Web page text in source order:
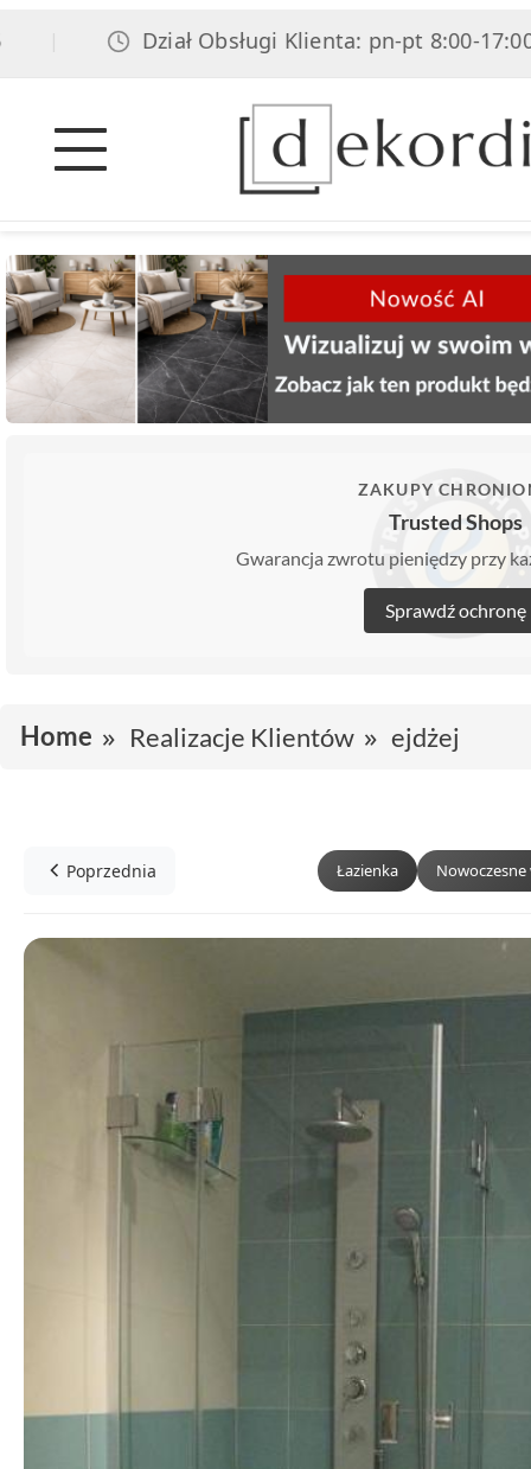
Dział Obsługi Klienta: pn-pt 8:00-17:00,
ZAKUPY
Trusted Shops
Gwarancja zwrotu pieniędzy przy
Sprawdź ochronę
Home Realizacje Klientów ejdżej
Poprzednia Łazienka